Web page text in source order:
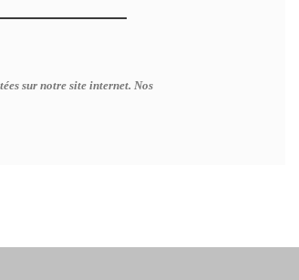
sur notre site internet. Nos